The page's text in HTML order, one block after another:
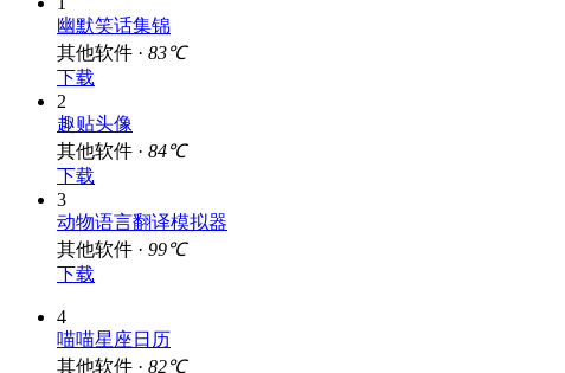
幽默笑话集锦
其他软件 · 83℃
下载
2
趣贴头像
其他软件 · 84℃
下载
3
动物语言翻译模拟器
其他软件 · 99℃
下载
4
喵喵星座日历
其他软件 · 82℃